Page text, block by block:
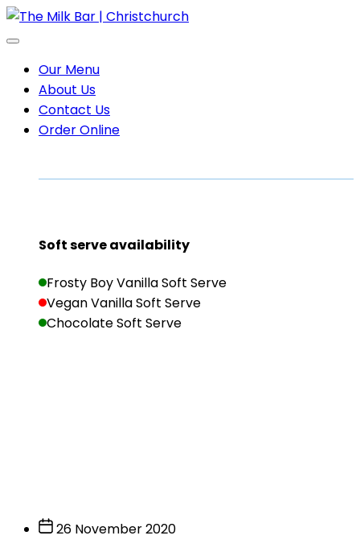
Our Menu
About Us
Contact Us
Order Online
Soft serve availability
Frosty Boy Vanilla Soft Serve
Vegan Vanilla Soft Serve
Chocolate Soft Serve
26 November 2020